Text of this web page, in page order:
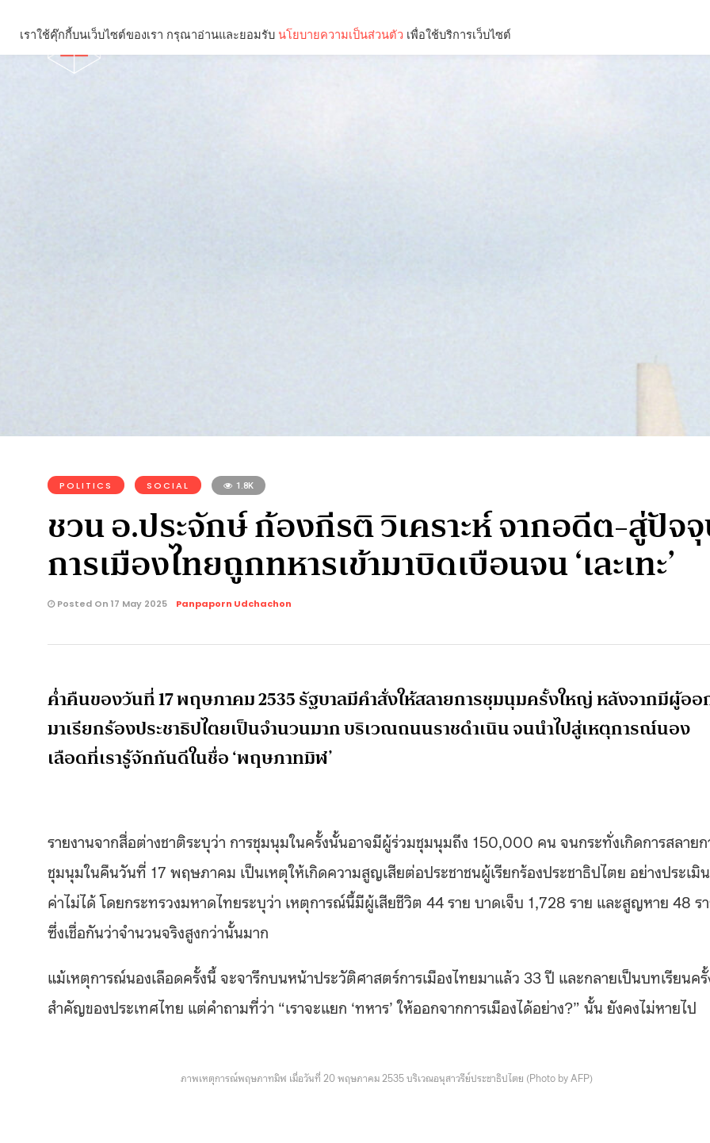
POLITICS SOCIAL 1.8K
ชวน อ.ประจักษ์ ก้องกีรติ วิเคราะห์ จากอดีต-สู่ปัจ
การเมืองไทยถูกทหารเข้ามาบิดเบือนจน ‘เละเทะ’
Posted On 17 May 2025 Panpaporn Udchachon
ค่ำคืนของวันที่ 17 พฤษภาคม 2535 รัฐบาลมีคำสั่งให้สลายการชุมนุมครั้งใหญ่ หลังจากมีผู้ออ
มาเรียกร้องประชาธิปไตยเป็นจำนวนมาก บริเวณถนนราชดำเนิน จนนำไปสู่เหตุการณ์นอง
เลือดที่เรารู้จักกันดีในชื่อ ‘พฤษภาทมิฬ’
รายงานจากสื่อต่างชาติระบุว่า การชุมนุมในครั้งนั้นอาจมีผู้ร่วมชุมนุมถึง 150,000 คน จนกระทั่งเกิดการสลายก
ชุมนุมในคืนวันที่ 17 พฤษภาคม เป็นเหตุให้เกิดความสูญเสียต่อประชาชนผู้เรียกร้องประชาธิปไตย อย่างประเมิน
ค่าไม่ได้ โดยกระทรวงมหาดไทยระบุว่า เหตุการณ์นี้มีผู้เสียชีวิต 44 ราย บาดเจ็บ 1,728 ราย และสูญหาย 48 ร
ซึ่งเชื่อกันว่าจำนวนจริงสูงกว่านั้นมาก
แม้เหตุการณ์นองเลือดครั้งนี้ จะจารึกบนหน้าประวัติศาสตร์การเมืองไทยมาแล้ว 33 ปี และกลายเป็นบทเรียนครั้
สำคัญของประเทศไทย แต่คำถามที่ว่า “เราจะแยก ‘ทหาร’ ให้ออกจากการเมืองได้อย่าง?” นั้น ยังคงไม่หายไป
ภาพเหตุการณ์พฤษภาทมิฬ เมื่อวันที่ 20 พฤษภาคม 2535 บริเวณอนุสาวรีย์ประชาธิปไตย (Photo by AFP)
เราใช้คุ๊กกี้บนเว็บไซต์ของเรา กรุณาอ่านและยอมรับ นโยบายความเป็นส่วนตัว เพื่อใช้บริการเว็บไซต์